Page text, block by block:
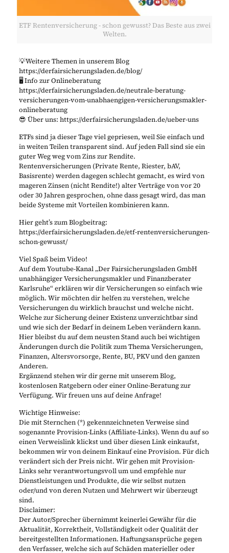
ETF Rentenversicherung - schon gewusst? Das Beste aus zwei
Welten.
💡Weitere Themen in unserem Blog
https://derfairsicherungsladen.de/blog/
🖥️ Info zur Onlineberatung
https://derfairsicherungsladen.de/neutrale-beratung-
versicherungen-vom-unabhaengigen-versicherungsmakler-
onlineberatung
😎 Über uns: https://derfairsicherungsladen.de/ueber-uns
ETFs sind ja dieser Tage viel gepriesen, weil Sie einfach und
in weiten Teilen transparent sind. Auf jeden Fall sind sie ein
guter Weg weg vom Zins zur Rendite.
Rentenversicherungen (Private Rente, Riester, bAV,
Basisrente) werden dagegen schlecht gemacht, es wird von
mageren Zinsen (nicht Rendite!) alter Verträge von vor 20
oder 30 Jahren gesprochen, ohne dass gesagt wird, das man
beide Systeme mit Vorteilen kombinieren kann.
Hier geht’s zum Blogbeitrag:
https://derfairsicherungsladen.de/etf-rentenversicherungen-
schon-gewusst/
Viel Spaß beim Video!
Auf dem Youtube-Kanal „Der Fairsicherungsladen GmbH
unabhängiger Versicherungsmakler und Finanzberater
Karlsruhe“ erklären wir dir Versicherungen so einfach wie
möglich. Wir möchten dir helfen zu verstehen, welche
Versicherungen du wirklich brauchst und welche nicht.
Welche zur Sicherung deiner Existenz unverzichtbar sind
und wie sich der Bedarf in deinem Leben verändern kann.
Hier bleibst du auf dem neusten Stand auch bei wichtigen
Änderungen durch die Politik zum Thema Versicherungen,
Finanzen, Altersvorsorge, Rente, BU, PKV und den ganzen
Anderen.
Ergänzend stehen wir dir gerne mit unserem Blog,
kostenlosen Ratgebern oder einer Online-Beratung zur
Verfügung. Wir freuen uns auf deine Anfrage!
Wichtige Hinweise:
Die mit Sternchen (*) gekennzeichneten Verweise sind
sogenannte Provision-Links (Affiliate-Links). Wenn du auf so
einen Verweislink klickst und über diesen Link einkaufst,
bekommen wir von deinem Einkauf eine Provision. Für dich
verändert sich der Preis nicht. Wir gehen mit Provision-
Links sehr verantwortungsvoll um und empfehle nur
Dienstleistungen und Produkte, die wir selbst nutzen
oder/und von deren Nutzen und Mehrwert wir überzeugt
sind.
Disclaimer:
Der Autor/Sprecher übernimmt keinerlei Gewähr für die
Aktualität, Korrektheit, Vollständigkeit oder Qualität der
bereitgestellten Informationen. Haftungsansprüche gegen
den Verfasser, welche sich auf Schäden materieller oder